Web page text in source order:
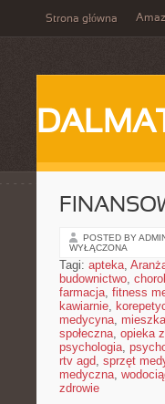
Strona główna
POSTED BY
WYŁĄCZONA
Tagi: apteka,
budownictwo,
farmacja, fitness
kawiarnie,
medycyna,
społeczna, opieka
psychologia,
rtv agd, sprzęt
medyczna,
zdrowie